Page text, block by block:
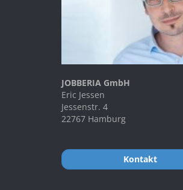
JOBBERIA GmbH
Eric Jessen
Jessenstr. 4
22767 Hamburg
Kontakt